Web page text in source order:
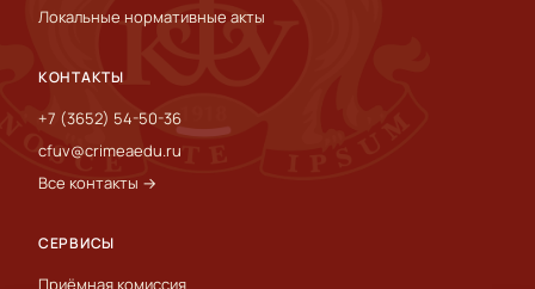
Локальные нормативные акты
КОНТАКТЫ
+7 (3652) 54-50-36
cfuv@crimeaedu.ru
Все контакты →
СЕРВИСЫ
Приёмная комиссия